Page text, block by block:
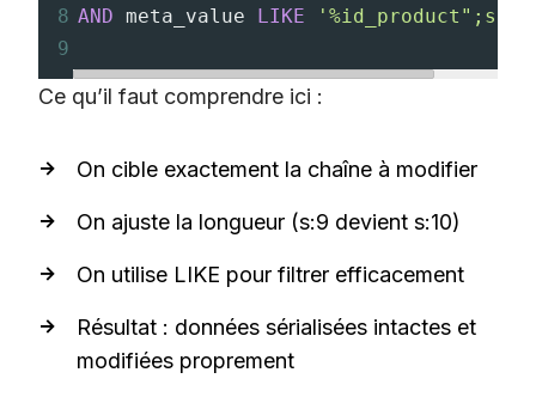
8 AND meta_value LIKE
9
Ce qu’il faut comprendre ici :
On cible exactement la chaîne à modifier
On ajuste la longueur (s:9 devient s:10)
On utilise LIKE pour filtrer efficacement
Résultat : données sérialisées intactes et
modifiées proprement